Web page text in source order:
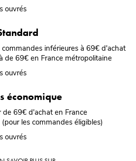
ouvrés
inférieures à 69€ d'achat
de 69€ en France métropolitaine
ouvrés
économique
de 69€ d'achat en France
les commandes éligibles)
ouvrés